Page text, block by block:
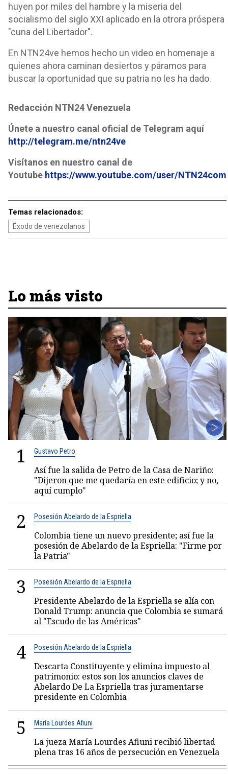
huyen por miles del hambre y la miseria del
socialismo del siglo XXI aplicado en la otrora próspera
"cuna del Libertador".
En NTN24ve hemos hecho un video en homenaje a
quienes ahora caminan desiertos y páramos para
buscar la oportunidad que su patria no les ha dado.
Redacción NTN24 Venezuela
Únete a nuestro canal oficial de Telegram aquí
http://telegram.me/ntn24ve
Visítanos en nuestro canal de
Youtube https://www.youtube.com/user/NTN24com
Temas relacionados:
Éxodo de venezolanos
Lo más visto
1 Gustavo Petro
Así fue la salida de Petro de la Casa de Nariño:
"Dijeron que me quedaría en este edificio; y no,
aquí cumplo"
2 Posesión Abelardo de la Espriella
Colombia tiene un nuevo presidente; así fue la
posesión de Abelardo de la Espriella: "Firme por
la Patria"
3 Posesión Abelardo de la Espriella
Presidente Abelardo de la Espriella se alía con
Donald Trump: anuncia que Colombia se sumará
al "Escudo de las Américas"
4 Posesión Abelardo de la Espriella
Descarta Constituyente y elimina impuesto al
patrimonio: estos son los anuncios claves de
Abelardo De La Espriella tras juramentarse
presidente en Colombia
5 María Lourdes Afiuni
La jueza María Lourdes Afiuni recibió libertad
plena tras 16 años de persecución en Venezuela